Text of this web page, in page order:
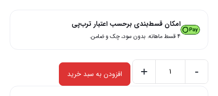
امکان قسط‌بندی برحسب اعتبار ترب‌پی
۴ قسط ماهانه. بدون سود، چک و ضامن.
-
+ افزودن به سبد خرید